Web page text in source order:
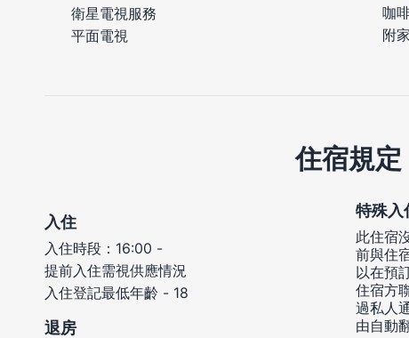
衛星電視服務
平面電視
咖
附
住宿規定
入住
入住時段：16:00 -
提前入住需視供應情況
入住登記最低年齡 - 18
退房
特殊入
此住宿
前與住
以在預
住宿方
過私人
由自動